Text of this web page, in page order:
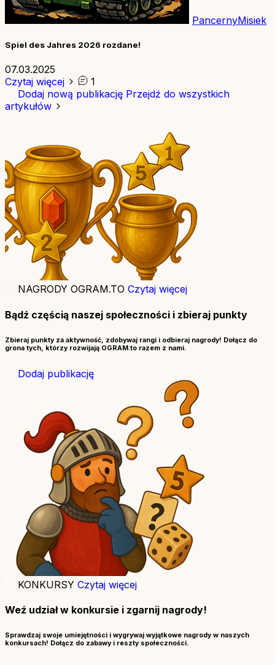
PancernyMisiek
Spiel des Jahres 2026 rozdane!
07.03.2025
Czytaj więcej
1
Dodaj nową publikację Przejdź do wszystkich
artykułów
NAGRODY OGRAM.TO Czytaj więcej
Bądź częścią naszej społeczności i zbieraj punkty
Zbieraj punkty za aktywność, zdobywaj rangi i odbieraj nagrody! Dołącz do
grona tych, którzy rozwijają OGRAM.to razem z nami.
Dodaj publikację
KONKURSY Czytaj więcej
Weź udział w konkursie i zgarnij nagrody!
Sprawdzaj swoje umiejętności i wygrywaj wyjątkowe nagrody w naszych
konkursach! Dołącz do zabawy i reszty społeczności.